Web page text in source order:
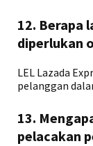
12. Berapa
diperlukan
LEL Lazada
pelanggan
13.
pelacakan